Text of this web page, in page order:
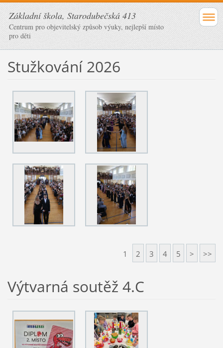
Základní škola, Starodubečská 413
Centrum pro objevitelský způsob výuky, nejlepší místo
pro děti
Stužkování 2026
1 2 3 4 5 > >>
Výtvarná soutěž 4.C